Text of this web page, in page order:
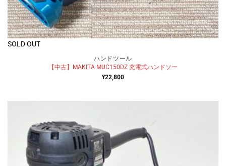
SOLD OUT
ハンドツール
【中古】MAKITA MUC150DZ 充電式ハンドソー
¥22,800